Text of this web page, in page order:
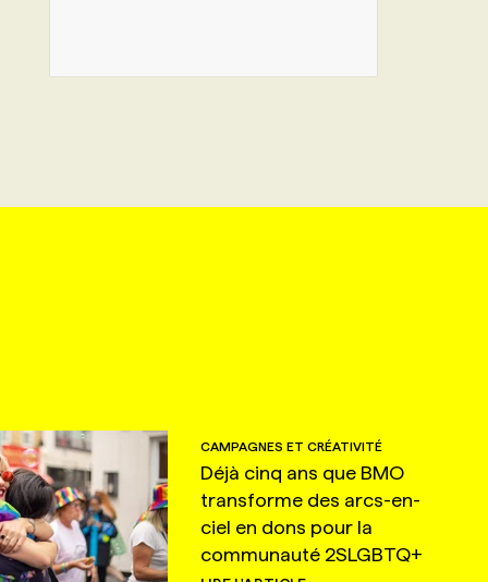
CAMPAGNES ET CRÉATIVITÉ
Déjà cinq ans que BMO
transforme des arcs-en-
ciel en dons pour la
communauté 2SLGBTQ+